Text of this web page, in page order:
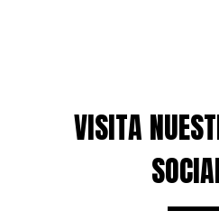
VISITA